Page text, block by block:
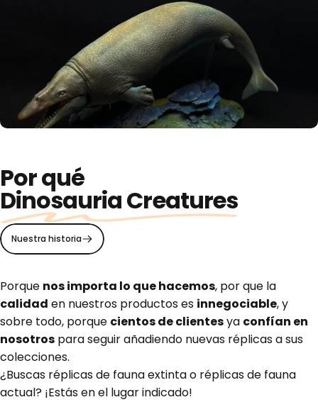
Pintado a mano
Por qué
Dinosauria Creatures
Nuestra historia
Porque nos importa lo que hacemos, por que la
calidad en nuestros productos es innegociable, y
sobre todo, porque cientos de clientesya confían en
nosotros para seguir añadiendo nuevas réplicas a sus
colecciones.
¿Buscas réplicas de fauna extinta o réplicas de fauna
actual? ¡Estás en el lugar indicado!